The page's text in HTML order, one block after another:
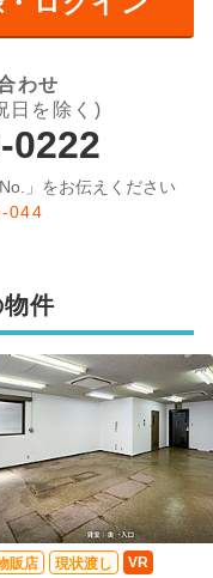
わせ
日を除く)
0222
」をお伝えください
044
件
販店 現状渡し VR